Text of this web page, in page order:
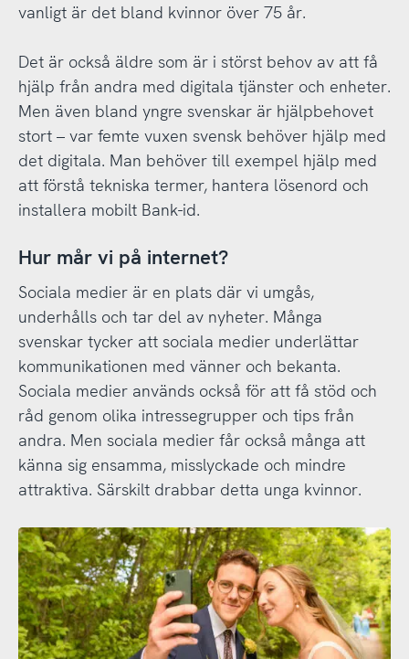
vanligt är det bland kvinnor över 75 år.
Det är också äldre som är i störst behov av att få
hjälp från andra med digitala tjänster och enheter.
Men även bland yngre svenskar är hjälpbehovet
stort – var femte vuxen svensk behöver hjälp med
det digitala. Man behöver till exempel hjälp med
att förstå tekniska termer, hantera lösenord och
installera mobilt Bank-id.
Hur mår vi på internet?
Sociala medier är en plats där vi umgås,
underhålls och tar del av nyheter. Många
svenskar tycker att sociala medier underlättar
kommunikationen med vänner och bekanta.
Sociala medier används också för att få stöd och
råd genom olika intressegrupper och tips från
andra. Men sociala medier får också många att
känna sig ensamma, misslyckade och mindre
attraktiva. Särskilt drabbar detta unga kvinnor.